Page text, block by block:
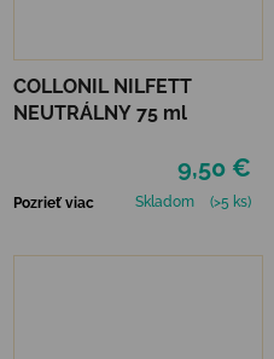
COLLONIL NILFETT
NEUTRÁLNY 75 ml
9,50 €
Pozrieť viac Skladom (>5 ks)